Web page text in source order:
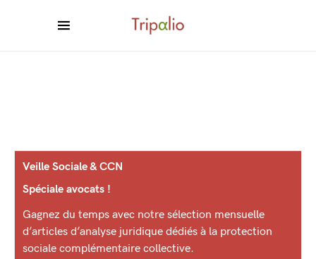
Veille Sociale & CCN
Spéciale avocats !
Gagnez du temps avec notre sélection mensuelle
d’articles d’analyse juridique dédiés à la protection
sociale complémentaire collective.